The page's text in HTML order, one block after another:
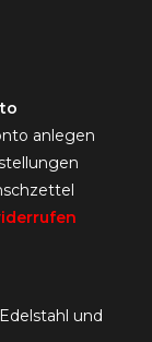
anlegen
und